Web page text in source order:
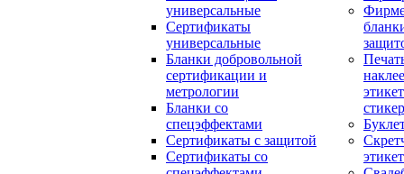
универсальные
Сертификаты
универсальные
Бланки добровольной
сертификации и
метрологии
Бланки со
спецэффектами
Сертификаты с защитой
Сертификаты со